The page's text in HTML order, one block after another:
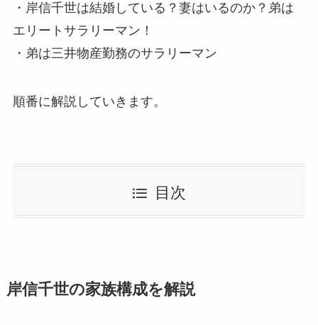
・岸信千世は結婚している？妻はいるのか？弟は
エリートサラリーマン！
・弟は三井物産勤務のサラリーマン
順番に解説していきます。
目次
岸信千世の家族構成を解説